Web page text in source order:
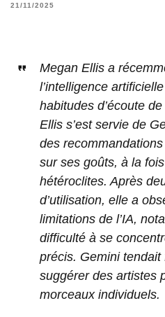
21/11/2025
Megan Ellis a
l’intelligence
habitudes d’écoute
Ellis s’est servie de
des
sur ses goûts, à la
hétéroclites. Après
d’utilisation, elle a
limitations de l’IA,
difficulté à se
précis. Gemini tendait
suggérer des artistes
morceaux individuels.